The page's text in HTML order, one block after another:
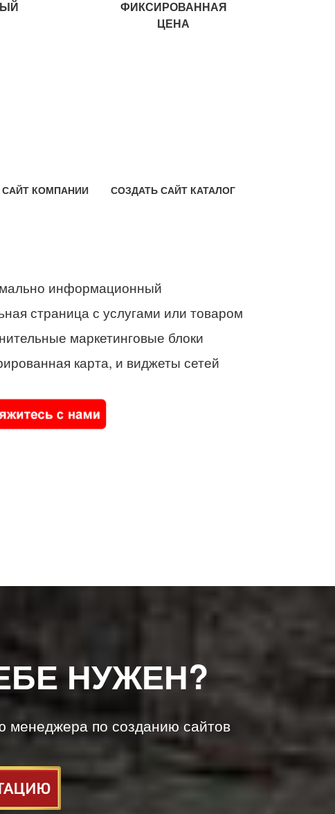
ФИКСИРОВАННАЯ
ЦЕНА
САЙТ КОМПАНИИ СОЗДАТЬ САЙТ КАТАЛОГ
информационный
страница с услугами или товаром
маркетинговые блоки
карта, и виджеты сетей
НУЖЕН?
менеджера по созданию сайтов